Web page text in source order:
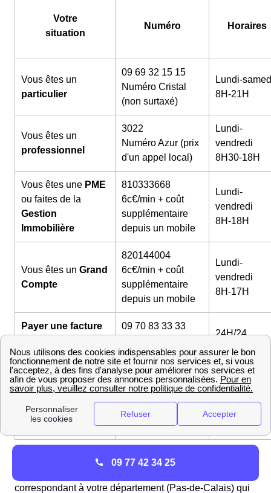
Votre
situation
Numéro Horaires
Vous êtes un
particulier
09 69 32 15 15
Numéro Cristal
(non surtaxé)
Lundi-
8H-21H
Vous êtes un
professionnel
3022
Numéro Azur (prix
d'un appel local)
Lundi-
vendredi
8H30-18H
Vous êtes une PME
ou faites de la
Gestion
Immobilière
810333668
6c€/min + coût
supplémentaire
depuis un mobile
Lundi-
vendredi
8H-18H
Vous êtes un Grand
Compte
820144004
6c€/min + coût
supplémentaire
depuis un mobile
Lundi-
vendredi
8H-17H
Payer une facture
auto-relève
09 70 83 33 33
vert)
24H/24
7J/7
Travaux de
chauffage-
isolation
3929
Gratuit depuis un
fixe
Site EDF Travaux
8H-18H30
urgence à Beuvry, il est conseillé d'appeler
correspondant à votre département (Pas-de-Calais) qui
09 77 42 34 25